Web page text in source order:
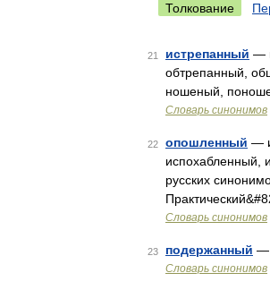
Толкование
21 истрепанный —
обтрепанный,
ношеный,
Словарь синонимов
22 опошленный —
испохабленный,
русских
Словарь синонимов
23 подержанный —
Словарь синонимов